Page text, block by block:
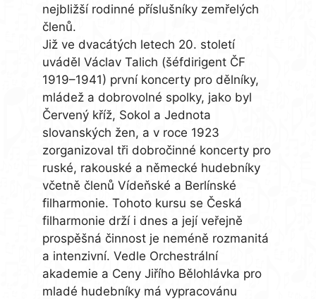
nejbližší rodinné příslušníky zemřelých
členů.
Již ve dvacátých letech 20. století
uváděl Václav Talich (šéfdirigent ČF
1919–1941) první koncerty pro dělníky,
mládež a dobrovolné spolky, jako byl
Červený kříž, Sokol a Jednota
slovanských žen, a v roce 1923
zorganizoval tři dobročinné koncerty pro
ruské, rakouské a německé hudebníky
včetně členů Vídeňské a Berlínské
filharmonie. Tohoto kursu se Česká
filharmonie drží i dnes a její veřejně
prospěšná činnost je neméně rozmanitá
a intenzivní. Vedle Orchestrální
akademie a Ceny Jiřího Bělohlávka pro
mladé hudebníky má vypracovánu